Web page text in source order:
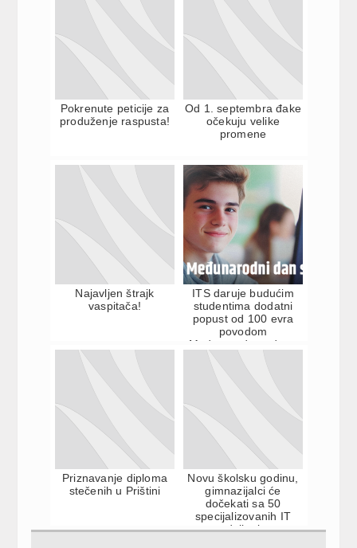
Pokrenute peticije za
produženje raspusta!
Od 1. septembra đake
očekuju velike
promene
Najavljen štrajk
vaspitača!
ITS daruje budućim
studentima dodatni
popust od 100 evra
povodom
Međunarodnog dana
studenata!
Priznavanje diploma
stečenih u Prištini
Novu školsku godinu,
gimnazijalci će
dočekati sa 50
specijalizovanih IT
odeljenja